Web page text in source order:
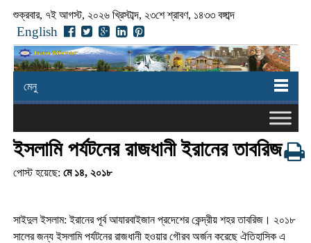
শুক্রবার, ৭ই আগস্ট, ২০২৬ খ্রিস্টাব্দ, ২৩শে শ্রাবণ, ১৪৩৩ বঙ্গাব্দ
English
মেনু
ইসলামি পর্যটনের রাজধানী ইরানের তাবরিজ
পোস্ট হয়েছে: মে ১৪, ২০১৮
সাইদুল ইসলাম: ইরানের পূর্ব আযারবাইজান প্রদেশের কেন্দ্রীয় শহর তাবরিজ। ২০১৮
সালের জন্য ইসলামি পর্যটনের রাজধানী হওয়ার গৌরব অর্জন করেছে ঐতিহাসিক এ